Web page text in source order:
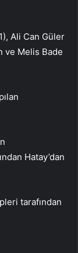
Ali Can Güler
ve Melis Bade
Hatay’dan
tarafından